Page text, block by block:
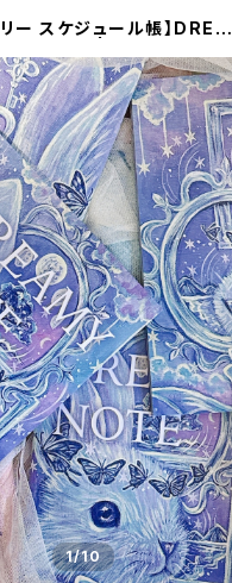
リー スケジュール帳】DREA
1/10